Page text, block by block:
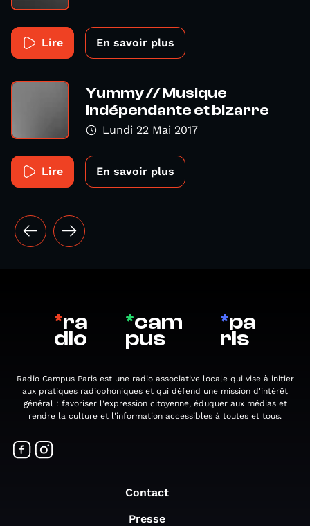
Lire En savoir plus
Yummy // Musique
indépendante et bizarre
Lundi 22 Mai 2017
Lire En savoir plus
*ra
dio
*cam
pus
*pa
ris
Radio Campus Paris est une radio associative locale qui vise à initier
aux pratiques radiophoniques et qui défend une mission d'intérêt
général : favoriser l'expression citoyenne, éduquer aux médias et
rendre la culture et l'information accessibles à toutes et tous.
Contact
Presse